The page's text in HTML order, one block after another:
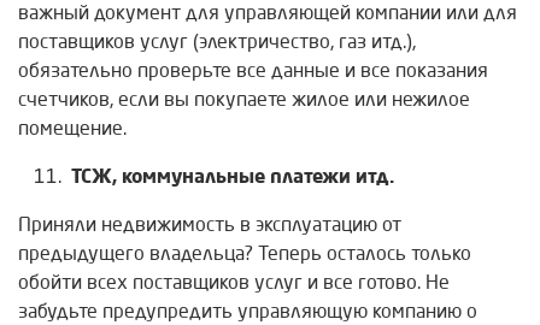
важный документ для управляющей компании или для
поставщиков услуг (электричество, газ итд.),
обязательно проверьте все данные и все показания
счетчиков, если вы покупаете жилое или нежилое
помещение.
ТСЖ, коммунальные платежи итд.
Приняли недвижимость в эксплуатацию от
предыдущего владельца? Теперь осталось только
обойти всех поставщиков услуг и все готово. Не
забудьте предупредить управляющую компанию о